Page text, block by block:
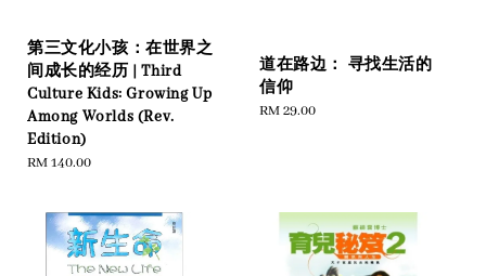
第三文化小孩：在世界之
间成长的经历 | Third
Culture Kids: Growing Up
Among Worlds (Rev.
Edition)
Regular
RM 140.00
道在路边： 寻找生活的
信仰
Regular
RM 29.00